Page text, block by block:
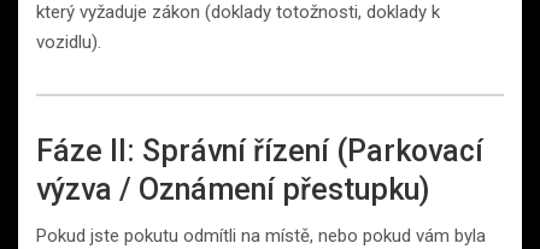
který vyžaduje zákon (doklady totožnosti, doklady k
vozidlu).
Fáze II: Správní řízení (Parkovací
výzva / Oznámení přestupku)
Pokud jste pokutu odmítli na místě, nebo pokud vám byla